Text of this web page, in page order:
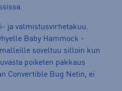
ja valmistusvirhetakuu.
Baby Hammock -
soveltuu silloin kun
poiketen pakkaus
Convertible Bug Netin, ei